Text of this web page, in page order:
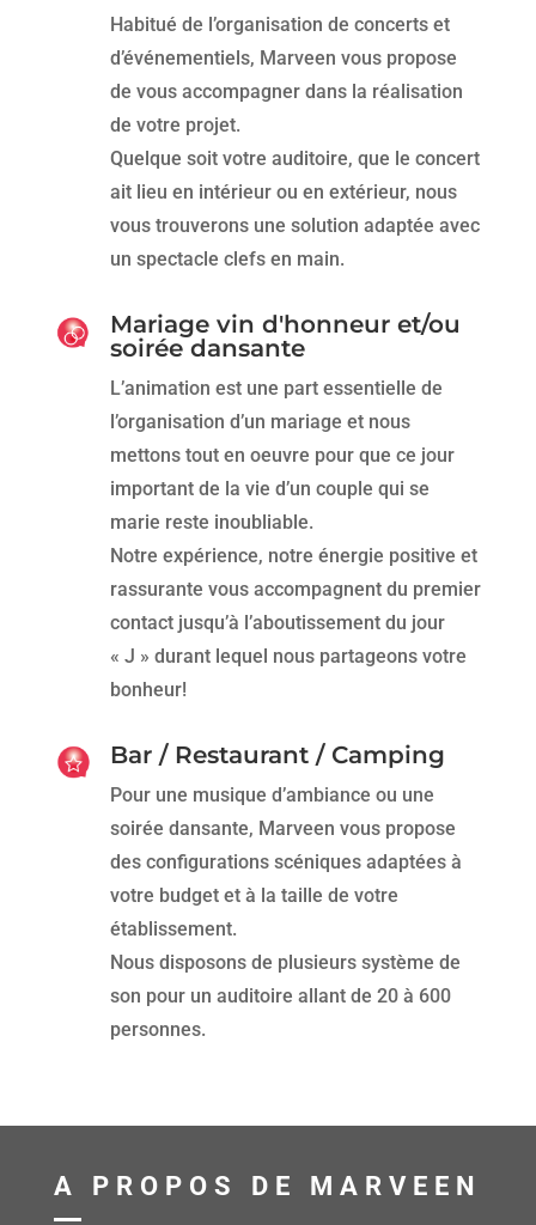
Habitué de l’organisation de concerts et
d’événementiels, Marveen vous propose
de vous accompagner dans la réalisation
de votre projet.
Quelque soit votre auditoire, que le concert
ait lieu en intérieur ou en extérieur, nous
vous trouverons une solution adaptée avec
un spectacle clefs en main.
Mariage vin d'honneur et/ou
soirée dansante
L’animation est une part essentielle de
l’organisation d’un mariage et nous
mettons tout en oeuvre pour que ce jour
important de la vie d’un couple qui se
marie reste inoubliable.
Notre expérience, notre énergie positive et
rassurante vous accompagnent du premier
contact jusqu’à l’aboutissement du jour
« J » durant lequel nous partageons votre
bonheur!
Bar / Restaurant / Camping
Pour une musique d’ambiance ou une
soirée dansante, Marveen vous propose
des configurations scéniques adaptées à
votre budget et à la taille de votre
établissement.
Nous disposons de plusieurs système de
son pour un auditoire allant de 20 à 600
personnes.
A PROPOS DE MARVEEN